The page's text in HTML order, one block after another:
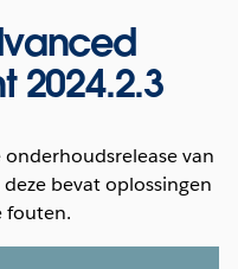
2024.2.3
van
bevat oplossingen
fouten.